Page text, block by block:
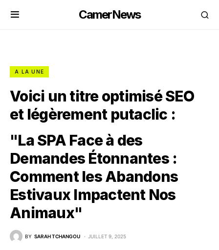
CamerNews
A LA UNE
Voici un titre optimisé SEO
et légèrement putaclic :
"La SPA Face à des
Demandes Étonnantes :
Comment les Abandons
Estivaux Impactent Nos
Animaux"
BY SARAH TCHANGOU JUILLET 9, 2025